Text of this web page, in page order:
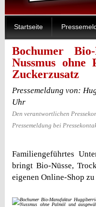
Startseite
Bochumer
Nussmus ohne
Zuckerzusatz
Pressemeldung von:
Uhr
Den verantwortlichen
Pressemeldung bei
Familiengeführtes
bringt Bio-Nüsse,
eigenen Online-Shop